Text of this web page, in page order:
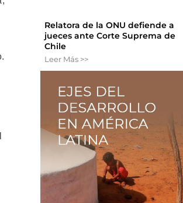
Relatora de la ONU defiende a
jueces ante Corte Suprema de
Chile
Leer Más >>